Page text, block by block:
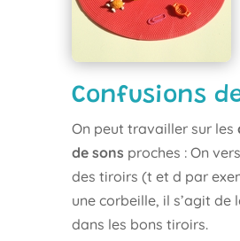
Confusions
On peut travailler sur les
de sons proches : On
des tiroirs (t et d par
une corbeille, il s’agit de
dans les bons tiroirs.